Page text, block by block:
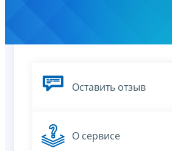
Оставить отзыв
О сервисе